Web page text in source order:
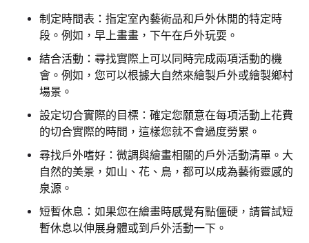
制定時間表：指定室內藝術品和戶外休閒的特定時
段。例如，早上畫畫，下午在戶外玩耍。
結合活動：尋找實際上可以同時完成兩項活動的機
會。例如，您可以根據大自然來繪製戶外或繪製鄉村
場景。
設定切合實際的目標：確定您願意在每項活動上花費
的切合實際的時間，這樣您就不會過度勞累。
尋找戶外嗜好：微調與繪畫相關的戶外活動清單。大
自然的美景，如山、花、鳥，都可以成為藝術靈感的
泉源。
短暫休息：如果您在繪畫時感覺有點僵硬，請嘗試短
暫休息以伸展身體或到戶外活動一下。